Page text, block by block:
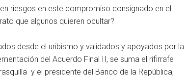
riesgos en este compromiso consignado en el
que algunos quieren ocultar?
desde el uribismo y validados y apoyados por la
del Acuerdo Final II, se suma el rifirrafe
y el presidente del Banco de la República,